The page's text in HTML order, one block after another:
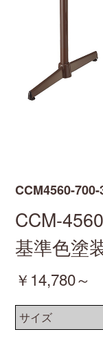
CCM4560-
CCM-
基準色塗
￥14,780～
サイズ